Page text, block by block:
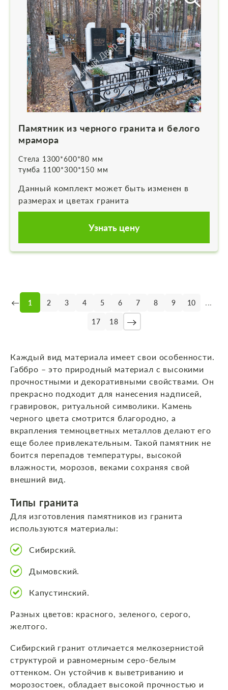
Памятник из черного гранита и белого
мрамора
Стела 1300*600*80 мм
тумба 1100*300*150 мм
Данный комплект может быть изменен в
размерах и цветах гранита
Узнать цену
← 1 2 3 4 5 6 7 8 9 10 ...
17 18 →
Каждый вид материала имеет свои особенности.
Габбро – это природный материал с высокими
прочностными и декоративными свойствами. Он
прекрасно подходит для нанесения надписей,
гравировок, ритуальной символики. Камень
черного цвета смотрится благородно, а
вкрапления темноцветных металлов делают его
еще более привлекательным. Такой памятник не
боится перепадов температуры, высокой
влажности, морозов, веками сохраняя свой
внешний вид.
Типы гранита
Для изготовления памятников из гранита
используются материалы:
Сибирский.
Дымовский.
Капустинский.
Разных цветов: красного, зеленого, серого,
желтого.
Сибирский гранит отличается мелкозернистой
структурой и равномерным серо-белым
оттенком. Он устойчив к выветриванию и
морозостоек, обладает высокой прочностью и